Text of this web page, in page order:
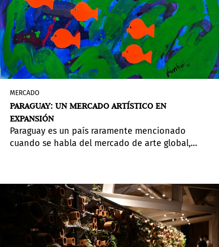
MERCADO
PARAGUAY: UN MERCADO ARTÍSTICO EN
EXPANSIÓN
Paraguay es un país raramente mencionado
cuando se habla del mercado de arte global,
promovida principalmente por las galerías
locales, las cuales, conscientes del aislamiento
cultural que el país ha sufrido durante muchos
años, están activamente fomentando el
coleccionismo local y buscando promocionar a